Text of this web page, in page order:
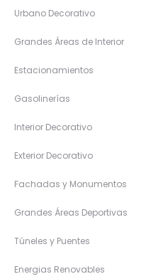
Urbano Decorativo
Grandes Áreas de Interior
Estacionamientos
Gasolinerías
Interior Decorativo
Exterior Decorativo
Fachadas y Monumentos
Grandes Áreas Deportivas
Túneles y Puentes
Energias Renovables